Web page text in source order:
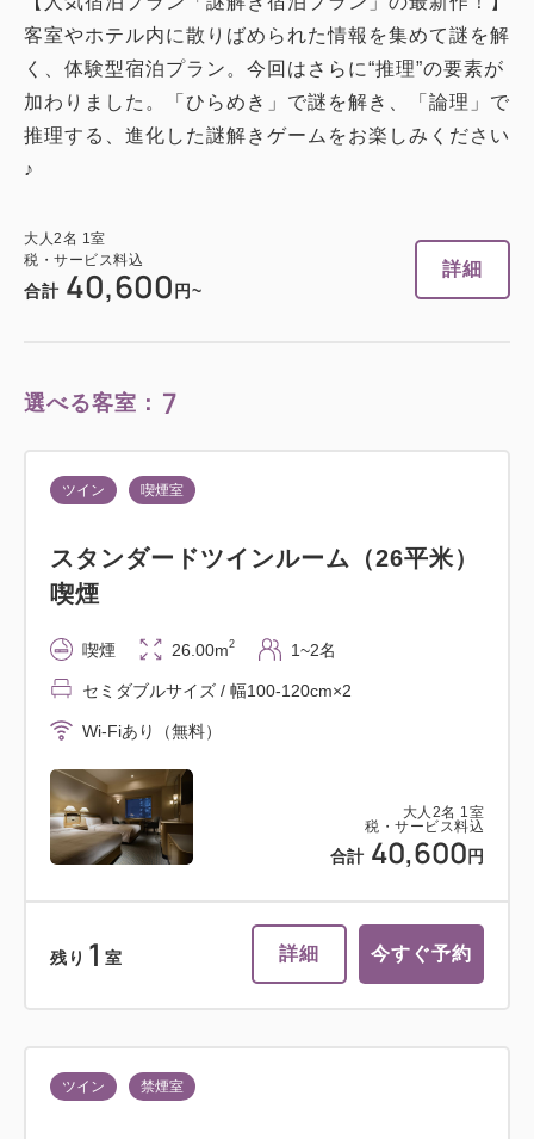
大人2名1
税・サービス料込
合計 66,000円
Wi-Fiあり（無料）
残り1
客室やホテル内に散りばめられた情報を集めて謎を解
く、体験型宿泊プラン。今回はさらに“推理”の要素が
加わりました。「ひらめき」で謎を解き、「論理」で
推理する、進化した謎解きゲームをお楽しみください
♪
大人 2名 1 室
税・サービス料込
合計 40,600 円~
詳細
選べる客室： 7
大人 2名 1 室
税・サービス料込
合計 40,600 円
ツイン 喫煙室
スタンダードツインルーム（26平米）
喫煙
喫煙 26.00m2 1~2名
セミダブルサイズ / 幅100-120cm×2
Wi-Fiあり（無料）
残り 1 室 詳細 今すぐ予約
ツイン 禁煙室